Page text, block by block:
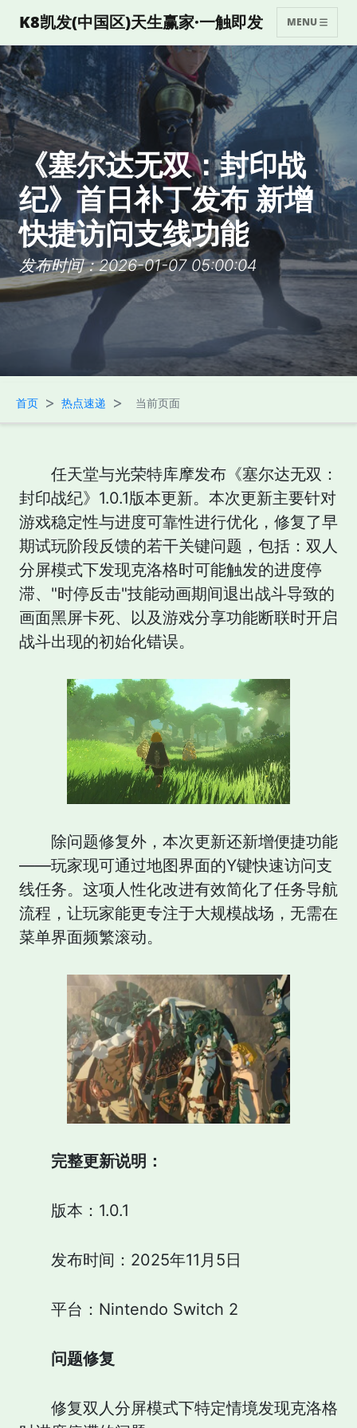
K8凯发(中国区)天生赢家·一触即发 MENU
《塞尔达无双：封印战
纪》首日补丁发布 新增
快捷访问支线功能
发布时间：2026-01-07 05:00:04
首页 > 热点速递 > 当前页面
任天堂与光荣特库摩发布《塞尔达无双：
封印战纪》1.0.1版本更新。本次更新主要针对
游戏稳定性与进度可靠性进行优化，修复了早
期试玩阶段反馈的若干关键问题，包括：双人
分屏模式下发现克洛格时可能触发的进度停
滞、"时停反击"技能动画期间退出战斗导致的
画面黑屏卡死、以及游戏分享功能断联时开启
战斗出现的初始化错误。
除问题修复外，本次更新还新增便捷功能
——玩家现可通过地图界面的Y键快速访问支
线任务。这项人性化改进有效简化了任务导航
流程，让玩家能更专注于大规模战场，无需在
菜单界面频繁滚动。
完整更新说明：
版本：1.0.1
发布时间：2025年11月5日
平台：Nintendo Switch 2
问题修复
修复双人分屏模式下特定情境发现克洛格